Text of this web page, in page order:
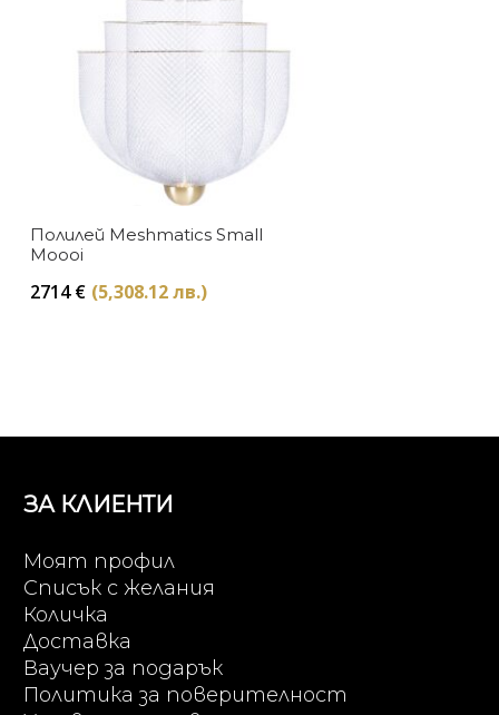
Полилей Meshmatics Small
Moooi
2714€ (5,308.12 лв.)
ЗА КЛИЕНТИ
Моят профил
Списък с желания
Количка
Доставка
Ваучер за подарък
Политика за поверителност